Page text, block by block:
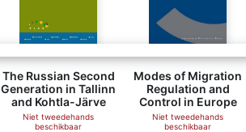
The Russian Second
Generation in Tallinn
and Kohtla-Järve
Niet tweedehands
beschikbaar
Modes of Migration
Regulation and
Control in Europe
Niet tweedehands
beschikbaar